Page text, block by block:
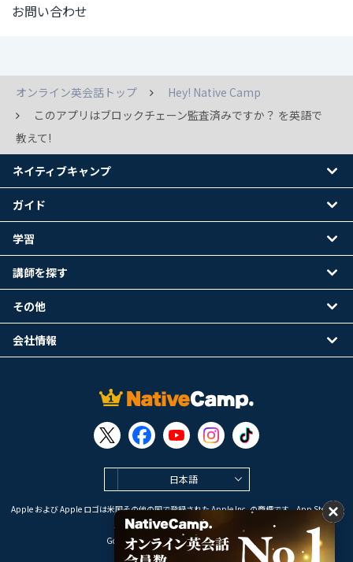
お問い合わせ
オンライン英会話トップ
Hey! Native Camp
このアプリはブロックチェーン監査済みですか？ を英語で
教えて!
日本語
Apple および Apple ロゴは米国その他の国で登録された Apple Inc. の商標です。App Store は
Apple Inc. のサービスマークです。
Google Play は Google LLC の商標です。
ネイティブキャンプ
ガイド
学習
講師を探す
その他
会社情報